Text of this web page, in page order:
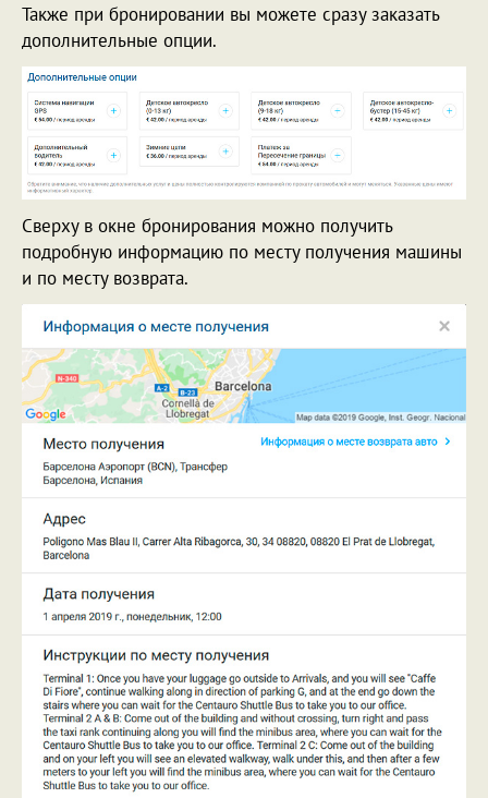
Также при бронировании вы можете сразу заказать
дополнительные опции.
Сверху в окне бронирования можно получить
подробную информацию по месту получения машины
и по месту возврата.